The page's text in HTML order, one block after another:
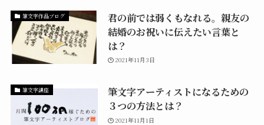
筆文字作品ブログ
君の前では弱くもなれる。親友の
結婚のお祝いに伝えたい言葉と
は？
2021年11月3日
筆文字講座
筆文字アーティストになるための
３つの方法とは？
2021年11月1日